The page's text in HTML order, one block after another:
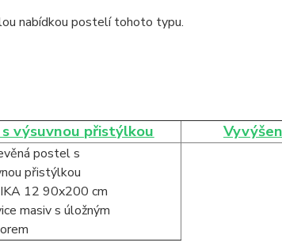
nabídkou postelí tohoto typu.
výsuvnou přistýlkou